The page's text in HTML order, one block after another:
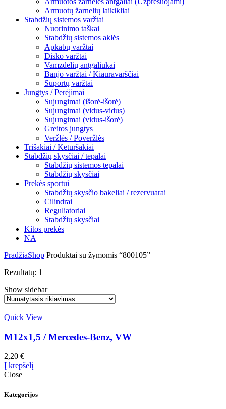
Armuotų žarnelių laikikliai
Stabdžių sistemos varžtai
Nuorinimo taškai
Stabdžių sistemos aklės
Apkabų varžtai
Disko varžtai
Vamzdelių antgaliukai
Banjo varžtai / Kiauravarščiai
Suportų varžtai
Jungtys / Perėjimai
Sujungimai (išorė-išorė)
Sujungimai (vidus-vidus)
Sujungimai (vidus-išorė)
Greitos jungtys
Veržlės / Poveržlės
Trišakiai / Keturšakiai
Stabdžių skysčiai / tepalai
Stabdžių sistemos tepalai
Stabdžių skysčiai
Prekės sportui
Stabdžių skysčio bakeliai / rezervuarai
Cilindrai
Reguliatoriai
Stabdžių skysčiai
Kitos prekės
NA
PradžiaShop Produktai su žymomis “800105”
Rezultatų: 1
Show sidebar
Quick View
M12x1,5 / Mercedes-Benz, VW
2,20 €
Į krepšelį
Close
Kategorijos